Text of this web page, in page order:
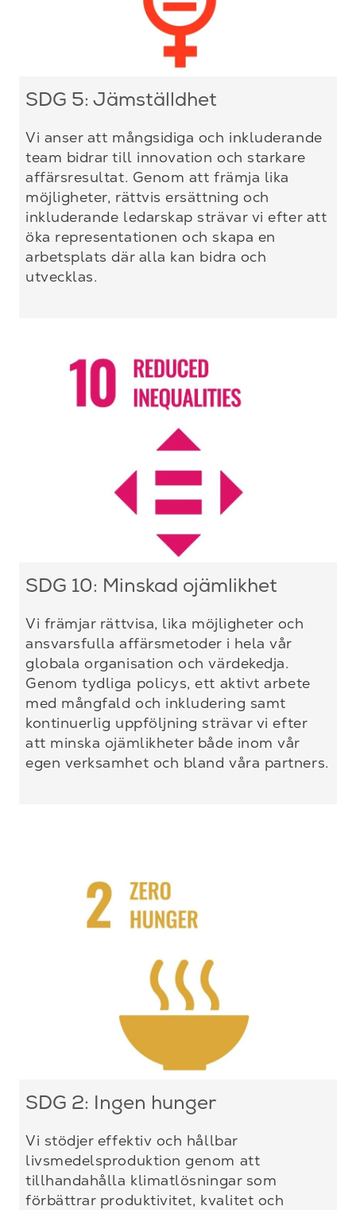
SDG 5: Jämställdhet
Vi anser att mångsidiga och inkluderande
team bidrar till innovation och starkare
affärsresultat. Genom att främja lika
möjligheter, rättvis ersättning och
inkluderande ledarskap strävar vi efter att
öka representationen och skapa en
arbetsplats där alla kan bidra och
utvecklas.
SDG 10: Minskad ojämlikhet
Vi främjar rättvisa, lika möjligheter och
ansvarsfulla affärsmetoder i hela vår
globala organisation och värdekedja.
Genom tydliga policys, ett aktivt arbete
med mångfald och inkludering samt
kontinuerlig uppföljning strävar vi efter
att minska ojämlikheter både inom vår
egen verksamhet och bland våra partners.
SDG 2: Ingen hunger
Vi stödjer effektiv och hållbar
livsmedelsproduktion genom att
tillhandahålla klimatlösningar som
förbättrar produktivitet, kvalitet och